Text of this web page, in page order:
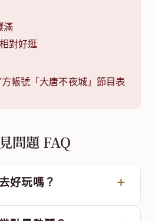
滿
相對好逛
帳號「大唐不夜城」節目表
問題 FAQ
好玩嗎？